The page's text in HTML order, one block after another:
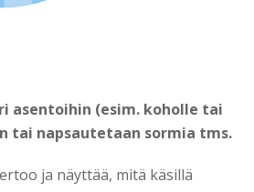
asentoihin (esim. koholle tai
tai napsautetaan sormia tms.
ja näyttää, mitä käsillä